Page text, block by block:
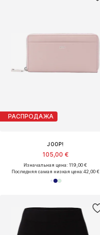
РАСПРОДАЖА
JOOP!
105,00 €
Изначальная цена: 119,00 €
Последняя самая низкая цена:42,00 €